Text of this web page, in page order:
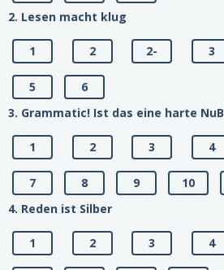
2. Lesen macht klug
1 2 2- 3
5
6
3. Grammatic! Ist das eine harte NuB
1 2 3 4
7 8 9 10
4. Reden ist Silber
1 2 3 4